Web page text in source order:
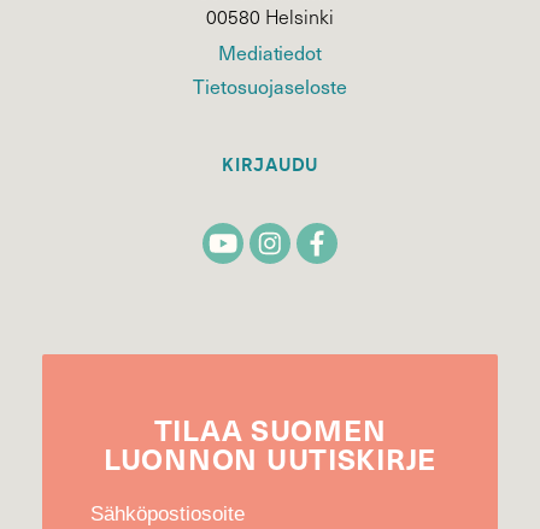
00580 Helsinki
Mediatiedot
Tietosuojaseloste
KIRJAUDU
TILAA SUOMEN
LUONNON UUTIS­KIRJE
Sähköpostiosoite